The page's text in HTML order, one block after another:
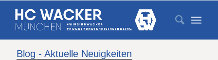
Blog - Aktuelle Neuigkeiten